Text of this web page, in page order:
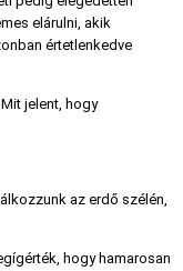
elárulni, akik
értetlenkedve
jelent, hogy
az erdő szélén,
hogy hamarosan